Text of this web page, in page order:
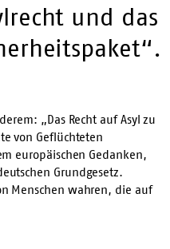
und das
„Das Recht auf Asyl zu
von Geflüchteten
europäischen Gedanken,
Grundgesetz.
Menschen wahren, die auf